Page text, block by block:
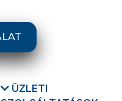
ÜZLETI